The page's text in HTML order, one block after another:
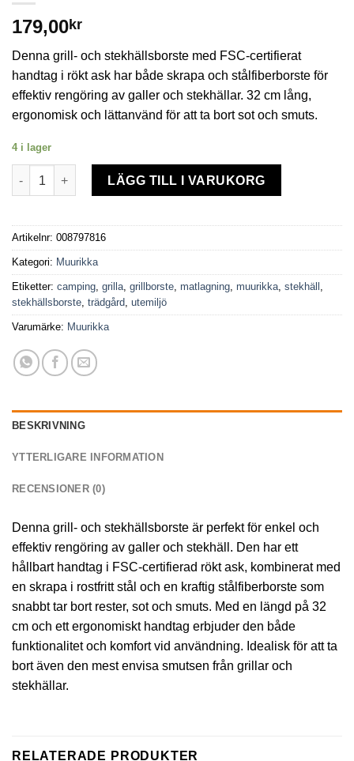
179,00kr
Denna grill- och stekhällsborste med FSC-certifierat
handtag i rökt ask har både skrapa och stålfiberborste för
effektiv rengöring av galler och stekhällar. 32 cm lång,
ergonomisk och lättanvänd för att ta bort sot och smuts.
4 i lager
Grill- och stekhällsborste 32 cm mängd
LÄGG TILL I VARUKORG
Artikelnr: 008797816
Kategori: Muurikka
Etiketter: camping, grilla, grillborste, matlagning, muurikka, stekhäll ,
stekhällsborste, trädgård, utemiljö
Varumärke: Muurikka
BESKRIVNING
YTTERLIGARE INFORMATION
RECENSIONER (0)
Denna grill- och stekhällsborste är perfekt för enkel och
effektiv rengöring av galler och stekhäll. Den har ett
hållbart handtag i FSC-certifierad rökt ask, kombinerat med
en skrapa i rostfritt stål och en kraftig stålfiberborste som
snabbt tar bort rester, sot och smuts. Med en längd på 32
cm och ett ergonomiskt handtag erbjuder den både
funktionalitet och komfort vid användning. Idealisk för att ta
bort även den mest envisa smutsen från grillar och
stekhällar.
RELATERADE PRODUKTER